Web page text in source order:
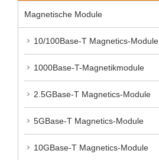
Magnetische Module
10/100Base-T Magnetics-Module
1000Base-T-Magnetikmodule
2.5GBase-T Magnetics-Module
5GBase-T Magnetics-Module
10GBase-T Magnetics-Module